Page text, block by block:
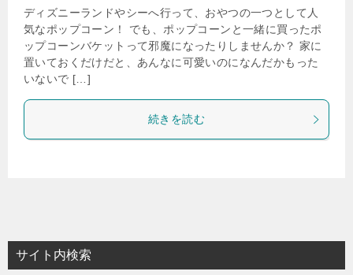
ディズニーランドやシーへ行って、おやつの一つとして人
気なポップコーン！ でも、ポップコーンと一緒に買ったポ
ップコーンバケットって邪魔になったりしませんか？ 家に
置いておくだけだと、あんなに可愛いのになんだかもった
いないで […]
続きを読む
サイト内検索